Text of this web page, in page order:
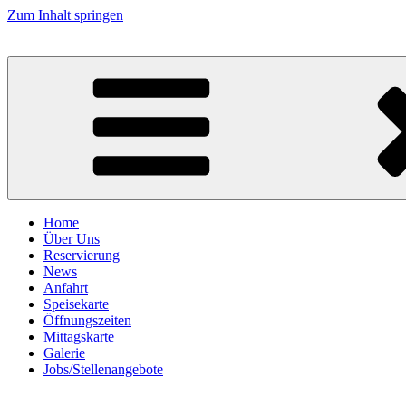
Zum Inhalt springen
Korfuspeyer.de
Home
Über Uns
Reservierung
News
Anfahrt
Speisekarte
Öffnungszeiten
Mittagskarte
Galerie
Jobs/Stellenangebote